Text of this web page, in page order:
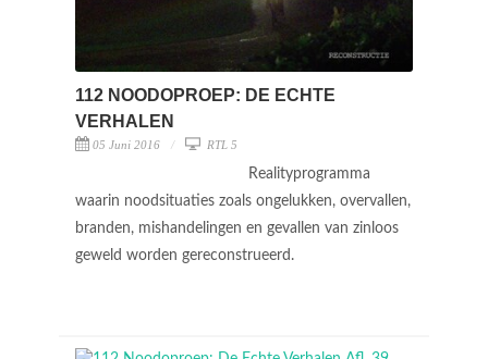
112 NOODOPROEP: DE ECHTE
VERHALEN
05 Juni 2016 RTL 5
Realityprogramma
waarin noodsituaties zoals ongelukken, overvallen,
branden, mishandelingen en gevallen van zinloos
geweld worden gereconstrueerd.